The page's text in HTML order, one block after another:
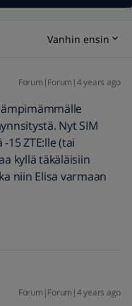
Vanhin ensin
Forum|Forum|4 years ago
Nyt SIM
15 ZTE:lle (tai
kyllä täkäläisiin
niin Elisa varmaan
Forum|Forum|4 years ago